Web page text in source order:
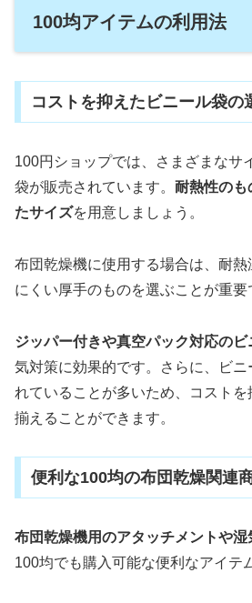
100均アイテムの利用法
コストを抑えたビニール袋の
100円ショップでは、さまざまなサ
袋が販売されています。 耐熱性のも
たサイズを用意しましょう。
布団乾燥機に使用する場合は、耐
にくい厚手のものを選ぶことが重要
ジッパー付きや真空パック対応のビ
気対策に効果的です。さらに、ビニ
れていることが多いため、コスト
揃えることができます。
便利な100均の布団乾燥関連
布団乾燥機用のアタッチメントや湿
100均でも購入可能な便利なアイテ